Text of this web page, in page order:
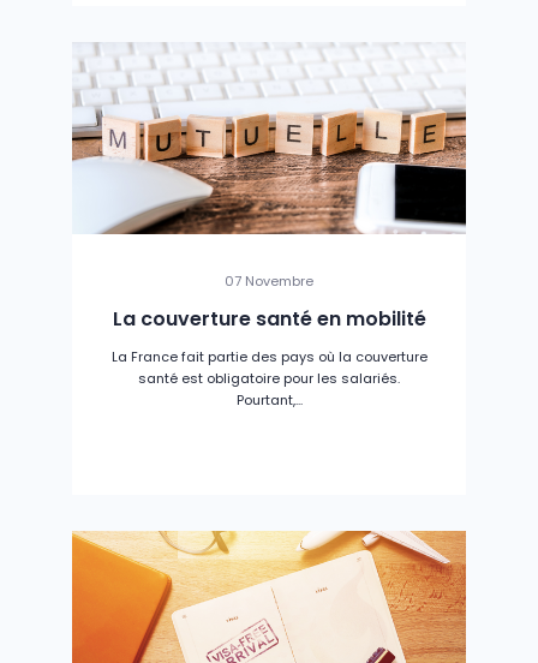
07 Novembre
La couverture santé en mobilité
La France fait partie des pays où la couverture
santé est obligatoire pour les salariés.
Pourtant,...